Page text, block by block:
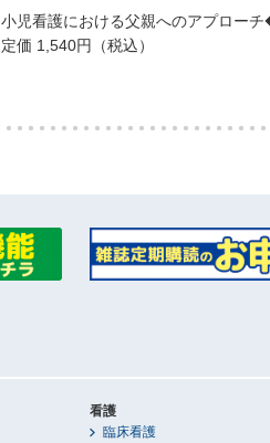
小児看護における父親へのアプロー
定価 1,540円（税込）
看護
臨床看護